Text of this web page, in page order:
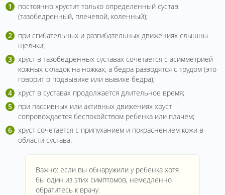
постоянно хрустит только определенный сустав
(тазобедренный, плечевой, коленный);
при сгибательных и разгибательных движениях слышны
щелчки;
хруст в тазобедренных суставах сочетается с асимметрией
кожных складок на ножках, а бедра разводятся с трудом (это
говорит о подвывихе или вывихе бедра);
хруст в суставах продолжается длительное время;
при пассивных или активных движениях хруст
сопровождается беспокойством ребенка или плачем;
хруст сочетается с припуханием и покраснением кожи в
области сустава.
Важно: если вы обнаружили у ребенка хотя
бы один из этих симптомов, немедленно
обратитесь к врачу.